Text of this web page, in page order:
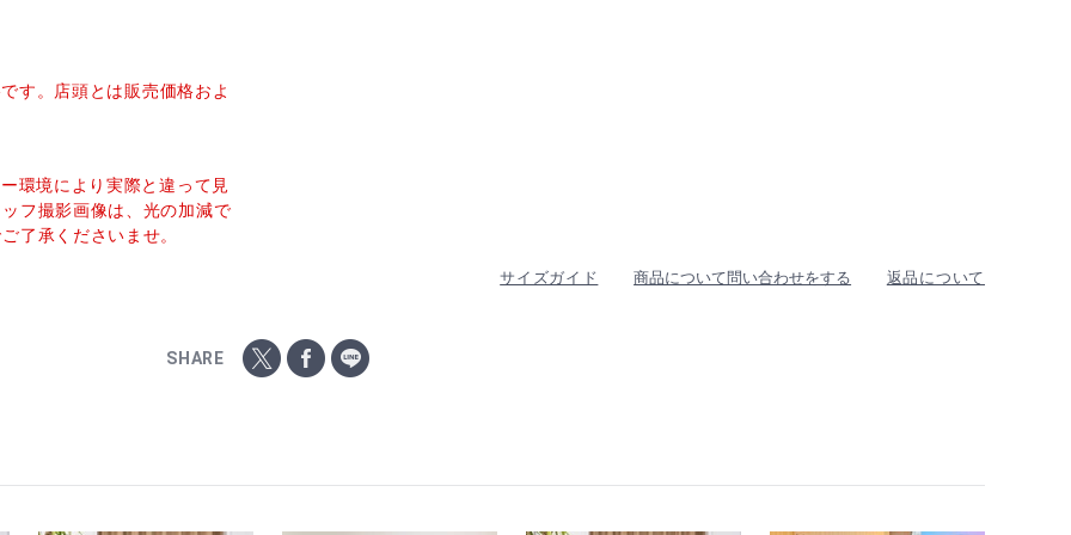
す。店頭とは販売価格およ
環境により実際と違って見
フ撮影画像は、光の加減で
了承くださいませ。
サイズガイド 商品について問い合わせをする 返品について
SHARE